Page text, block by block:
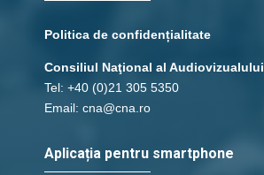
Politica de confidențialitate
Consiliul Naţional al Audiovizualului
Tel: +40 (0)21 305 5350
Email: cna@cna.ro
Aplicația pentru smartphone